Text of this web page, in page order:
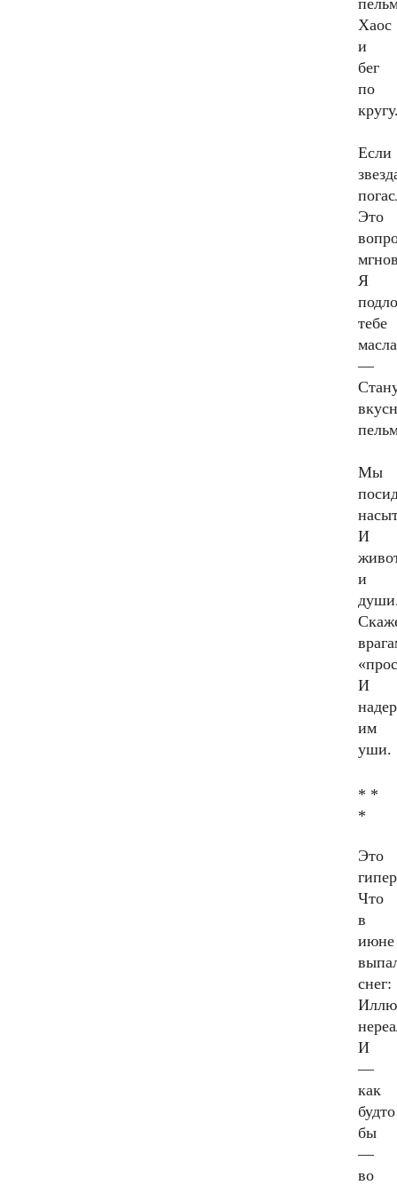
Хаос
и
бег
по
Если
Это
Я
тебе
масла
—
Мы
И
и
И
им
уши.
* *
*
Это
Что
в
июне
снег:
И
—
как
будто
бы
—
во